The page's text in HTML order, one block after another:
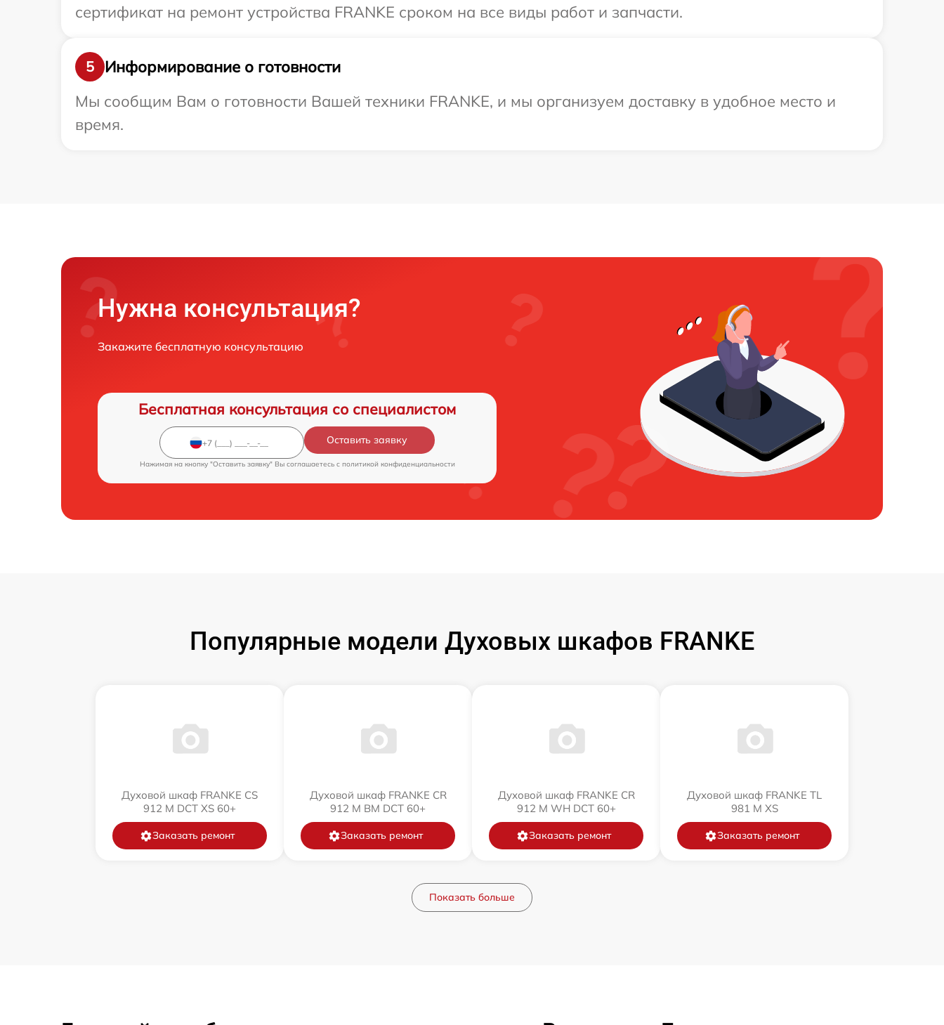
сертификат на ремонт устройства FRANKE сроком на все виды работ и запчасти.
5
Информирование о готовности
Мы сообщим Вам о готовности Вашей техники FRANKE, и мы организуем доставку в удобное место и
время.
Нужна консультация?
Закажите бесплатную консультацию
Бесплатная консультация со специалистом
Оставить заявку
Нажимая на кнопку "Оставить заявку" Вы соглашаетесь c политикой конфиденциальности
Популярные модели Духовых шкафов FRANKE
Духовой шкаф FRANKE CS
912 M DCT XS 60+
Заказать ремонт
Духовой шкаф FRANKE CR
912 M BM DCT 60+
Заказать ремонт
Духовой шкаф FRANKE CR
912 M WH DCT 60+
Заказать ремонт
Духовой шкаф FRANKE TL
981 M XS
Заказать ремонт
Показать больше